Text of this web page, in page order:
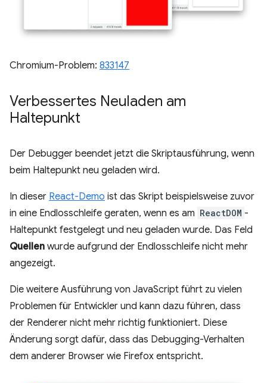
Chromium-Problem: 833147
Verbessertes Neuladen am
Haltepunkt
Der Debugger beendet jetzt die Skriptausführung, wenn
beim Haltepunkt neu geladen wird.
In dieser React-Demo ist das Skript beispielsweise zuvor
in eine Endlosschleife geraten, wenn es am ReactDOM -
Haltepunkt festgelegt und neu geladen wurde. Das Feld
Quellen wurde aufgrund der Endlosschleife nicht mehr
angezeigt.
Die weitere Ausführung von JavaScript führt zu vielen
Problemen für Entwickler und kann dazu führen, dass
der Renderer nicht mehr richtig funktioniert. Diese
Änderung sorgt dafür, dass das Debugging-Verhalten
dem anderer Browser wie Firefox entspricht.